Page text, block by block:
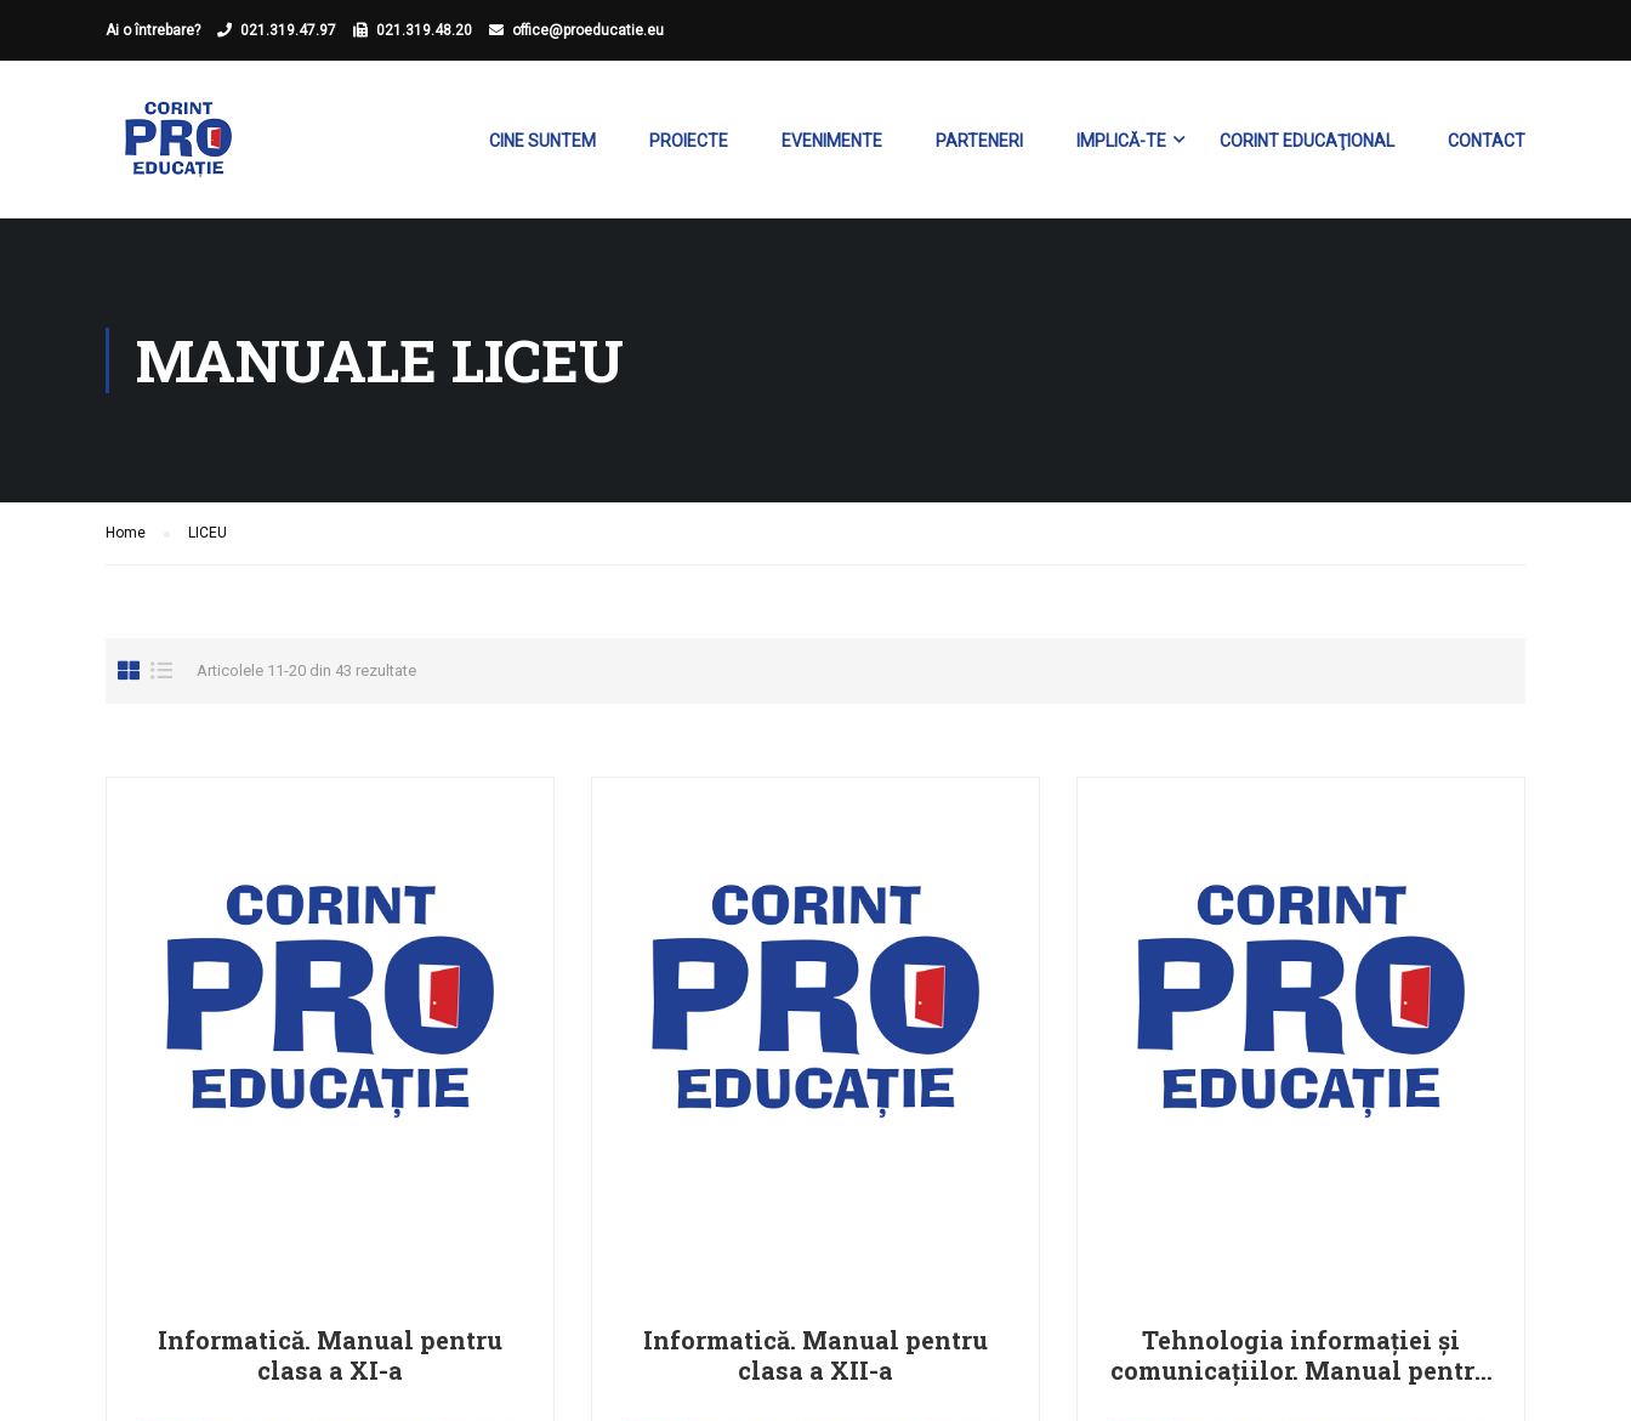
Ai o întrebare? 021.319.47.97 021.319.48.20 office@proeducatie.eu
CINE SUNTEM PROIECTE EVENIMENTE PARTENERI IMPLICĂ-TE CORINT EDUCAŢIONAL CONTACT
MANUALE LICEU
Home LICEU
Articolele 11-20 din 43 rezultate
Informatică. Manual pentru
clasa a XI-a
Informatică. Manual pentru
clasa a XII-a
Tehnologia informaţiei şi
comunicaţiilor. Manual pentru